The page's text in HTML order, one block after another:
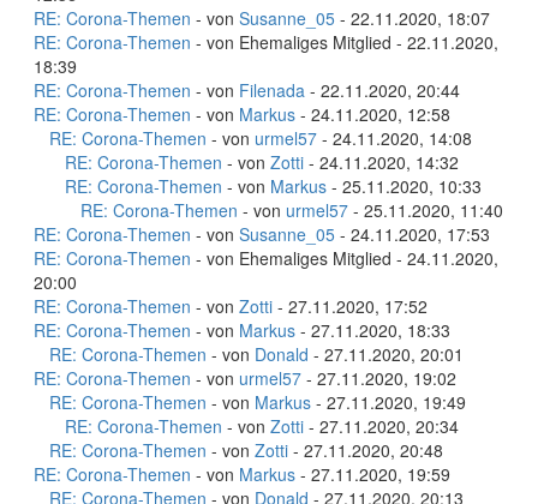
RE: Corona-Themen - von Susanne_05 - 22.11.2020, 18:07
RE: Corona-Themen - von Ehemaliges Mitglied - 22.11.2020,
18:39
RE: Corona-Themen - von Filenada - 22.11.2020, 20:44
RE: Corona-Themen - von Markus - 24.11.2020, 12:58
RE: Corona-Themen - von urmel57 - 24.11.2020, 14:08
RE: Corona-Themen - von Zotti - 24.11.2020, 14:32
RE: Corona-Themen - von Markus - 25.11.2020, 10:33
RE: Corona-Themen - von urmel57 - 25.11.2020, 11:40
RE: Corona-Themen - von Susanne_05 - 24.11.2020, 17:53
RE: Corona-Themen - von Ehemaliges Mitglied - 24.11.2020,
20:00
RE: Corona-Themen - von Zotti - 27.11.2020, 17:52
RE: Corona-Themen - von Markus - 27.11.2020, 18:33
RE: Corona-Themen - von Donald - 27.11.2020, 20:01
RE: Corona-Themen - von urmel57 - 27.11.2020, 19:02
RE: Corona-Themen - von Markus - 27.11.2020, 19:49
RE: Corona-Themen - von Zotti - 27.11.2020, 20:34
RE: Corona-Themen - von Zotti - 27.11.2020, 20:48
RE: Corona-Themen - von Markus - 27.11.2020, 19:59
RE: Corona-Themen - von Donald - 27.11.2020, 20:13